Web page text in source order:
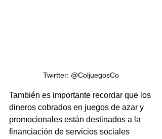
Twirtter: @ColjuegosCo
También es importante recordar que los
dineros cobrados en juegos de azar y
promocionales están destinados a la
financiación de servicios sociales